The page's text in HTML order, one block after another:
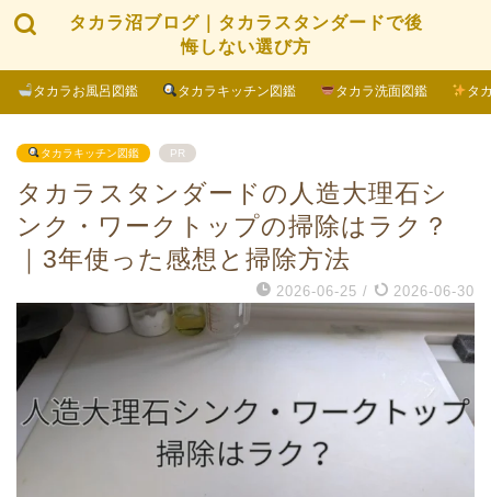
タカラ沼ブログ｜タカラスタンダードで後
悔しない選び方
タカラお風呂図鑑 タカラキッチン図鑑 タカラ洗面図鑑 タ
タカラキッチン図鑑 PR
タカラスタンダードの人造大理石シ
ンク・ワークトップの掃除はラク？
｜3年使った感想と掃除方法
2026-06-25 / 2026-06-30